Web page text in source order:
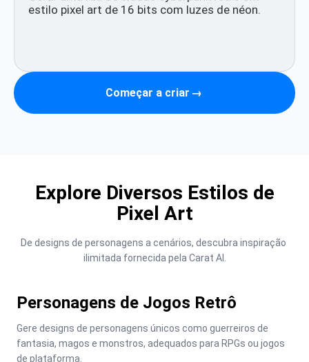
Começar a criar →
Explore Diversos Estilos de
Pixel Art
De designs de personagens a cenários, descubra inspiração
ilimitada fornecida pela Carat AI.
Personagens de Jogos Retrô
Gere designs de personagens únicos como guerreiros de
fantasia, magos e monstros, adequados para RPGs ou jogos
de plataforma.